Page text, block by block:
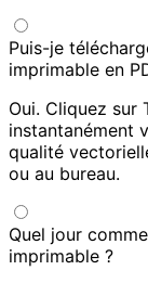
Puis-je
imprimable en
Oui. Cliquez sur
instantanément
qualité
ou au bureau.
Quel jour
imprimable ?